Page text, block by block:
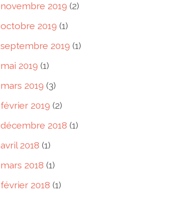
novembre 2019 (2)
octobre 2019 (1)
septembre 2019 (1)
mai 2019 (1)
mars 2019 (3)
février 2019 (2)
décembre 2018 (1)
avril 2018 (1)
mars 2018 (1)
février 2018 (1)